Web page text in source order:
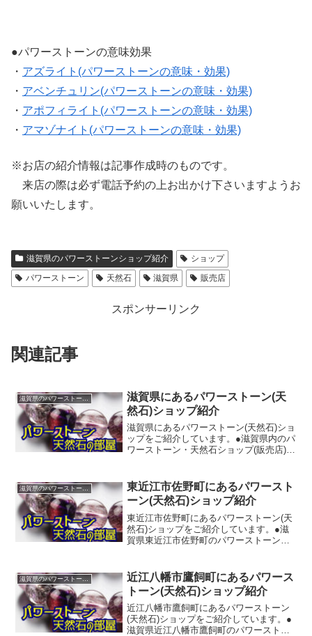
●パワーストーンの意味効果
・ アズライト(パワーストーンの意味・効果)
・ アベンチュリン(パワーストーンの意味・効果)
・ アポフィライト(パワーストーンの意味・効果)
・ アマゾナイト(パワーストーンの意味・効果)
※お店の紹介情報は記事作成時のものです。
来店の際は必ず電話予約の上お出かけ下さいますようお
願いいたします。
滋賀県のパワーストーンショップ紹介
ショップ
パワーストーン
天然石 滋賀県 販売店
スポンサーリンク
関連記事
滋賀県のパワーストーンショップ紹介
滋賀県にあるパワーストーン(天
然石)ショップ紹介
滋賀県にあるパワーストーン(天然石)ショ
ップをご紹介しています。●滋賀県内のパ
ワーストーン・天然石ショップ(販売店)
長浜市のパワーストーンショップ ◆近
江八幡市のパワ...
滋賀県のパワーストーンショップ紹介
東近江市佐野町にあるパワースト
ーン(天然石)ショップ紹介
東近江市佐野町にあるパワーストーン(天
然石)ショップをご紹介しています。●滋
賀県東近江市佐野町のパワーストーン・
東近江市佐野町４３２－３０【ホームペ
ー...
近江八幡市鷹飼町にあるパワース
トーン(天然石)ショップ紹介
近江八幡市鷹飼町にあるパワーストーン
(天然石)ショップをご紹介しています。●
滋賀県近江八幡市鷹飼町のパワーストー